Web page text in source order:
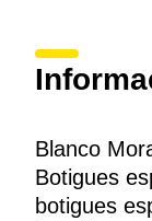
Blanco
Botigues
botigues